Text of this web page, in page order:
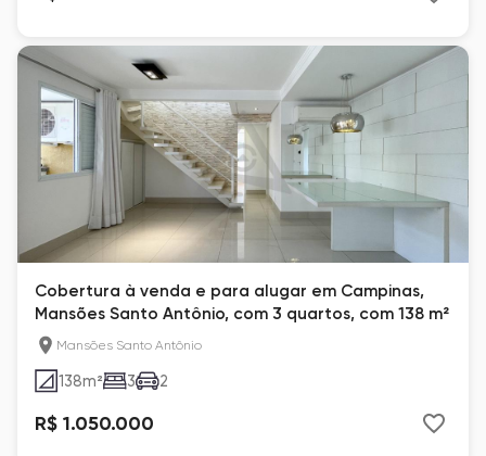
Cobertura à venda e para alugar em Campinas,
Mansões Santo Antônio, com 3 quartos, com 138 m²
Mansões Santo Antônio
138m² 3 2
R$ 1.050.000